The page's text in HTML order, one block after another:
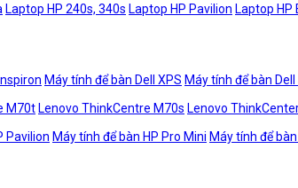
Laptop HP 240s, 340s Laptop HP Pavilion Laptop HP
Máy tính để bàn Dell XPS Máy tính để bàn Dell
M70t Lenovo ThinkCentre M70s Lenovo
Pavilion Máy tính để bàn HP Pro Mini Máy tính để